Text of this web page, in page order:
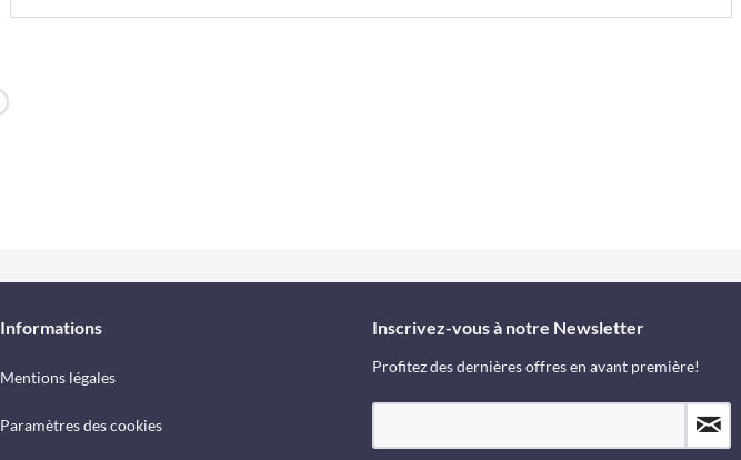
Informations
Mentions légales
Paramètres des cookies
Inscrivez-vous à notre Newsletter
Profitez des dernières offres en avant première!